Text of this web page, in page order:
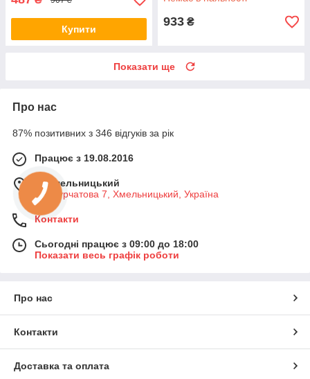
Купити
933 ₴
Показати ще
Про нас
87% позитивних з 346 відгуків за рік
Працює з 19.08.2016
м. Хмельницький
вул Курчатова 7, Хмельницький, Україна
Контакти
Сьогодні працює з 09:00 до 18:00
Показати весь графік роботи
Про нас
Контакти
Доставка та оплата